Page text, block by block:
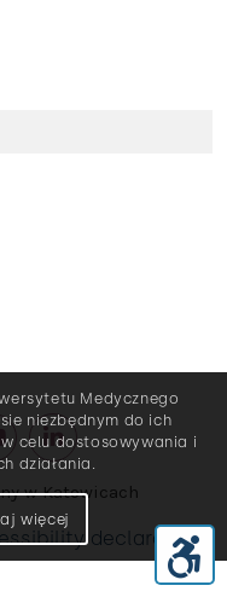
w Katowicach
declaration
Medycznego
niezbędnym do ich
celu dostosowywania i
działania.
więcej